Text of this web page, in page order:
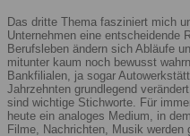
Das dritte Thema fasziniert mich
Unternehmen eine entscheidende
Berufsleben ändern sich Abläufe
mitunter kaum noch bewusst
Bankfilialen, ja sogar
Jahrzehnten grundlegend
sind wichtige Stichworte. Für
heute ein analoges Medium, in
Filme, Nachrichten, Musik